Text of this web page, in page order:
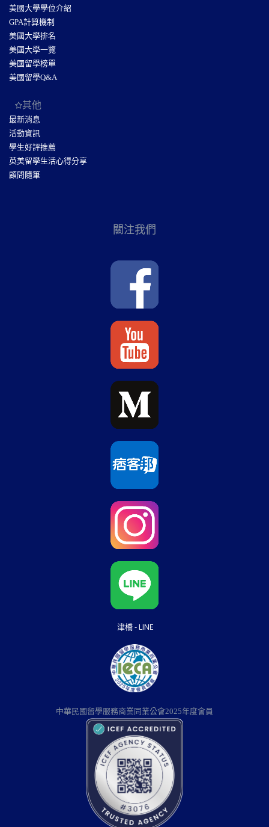
美國大學學位介紹
GPA計算機制
美國大學排名
美國大學一覽
美國留學榜單
美國留學Q&A
其他
最新消息
活動資訊
學生好評推薦
英美留學生活心得分享
顧問隨筆
關注我們
津橋 - LINE
中華民國留學服務商業同業公會2025年度會員